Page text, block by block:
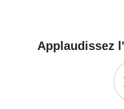
Applaudissez